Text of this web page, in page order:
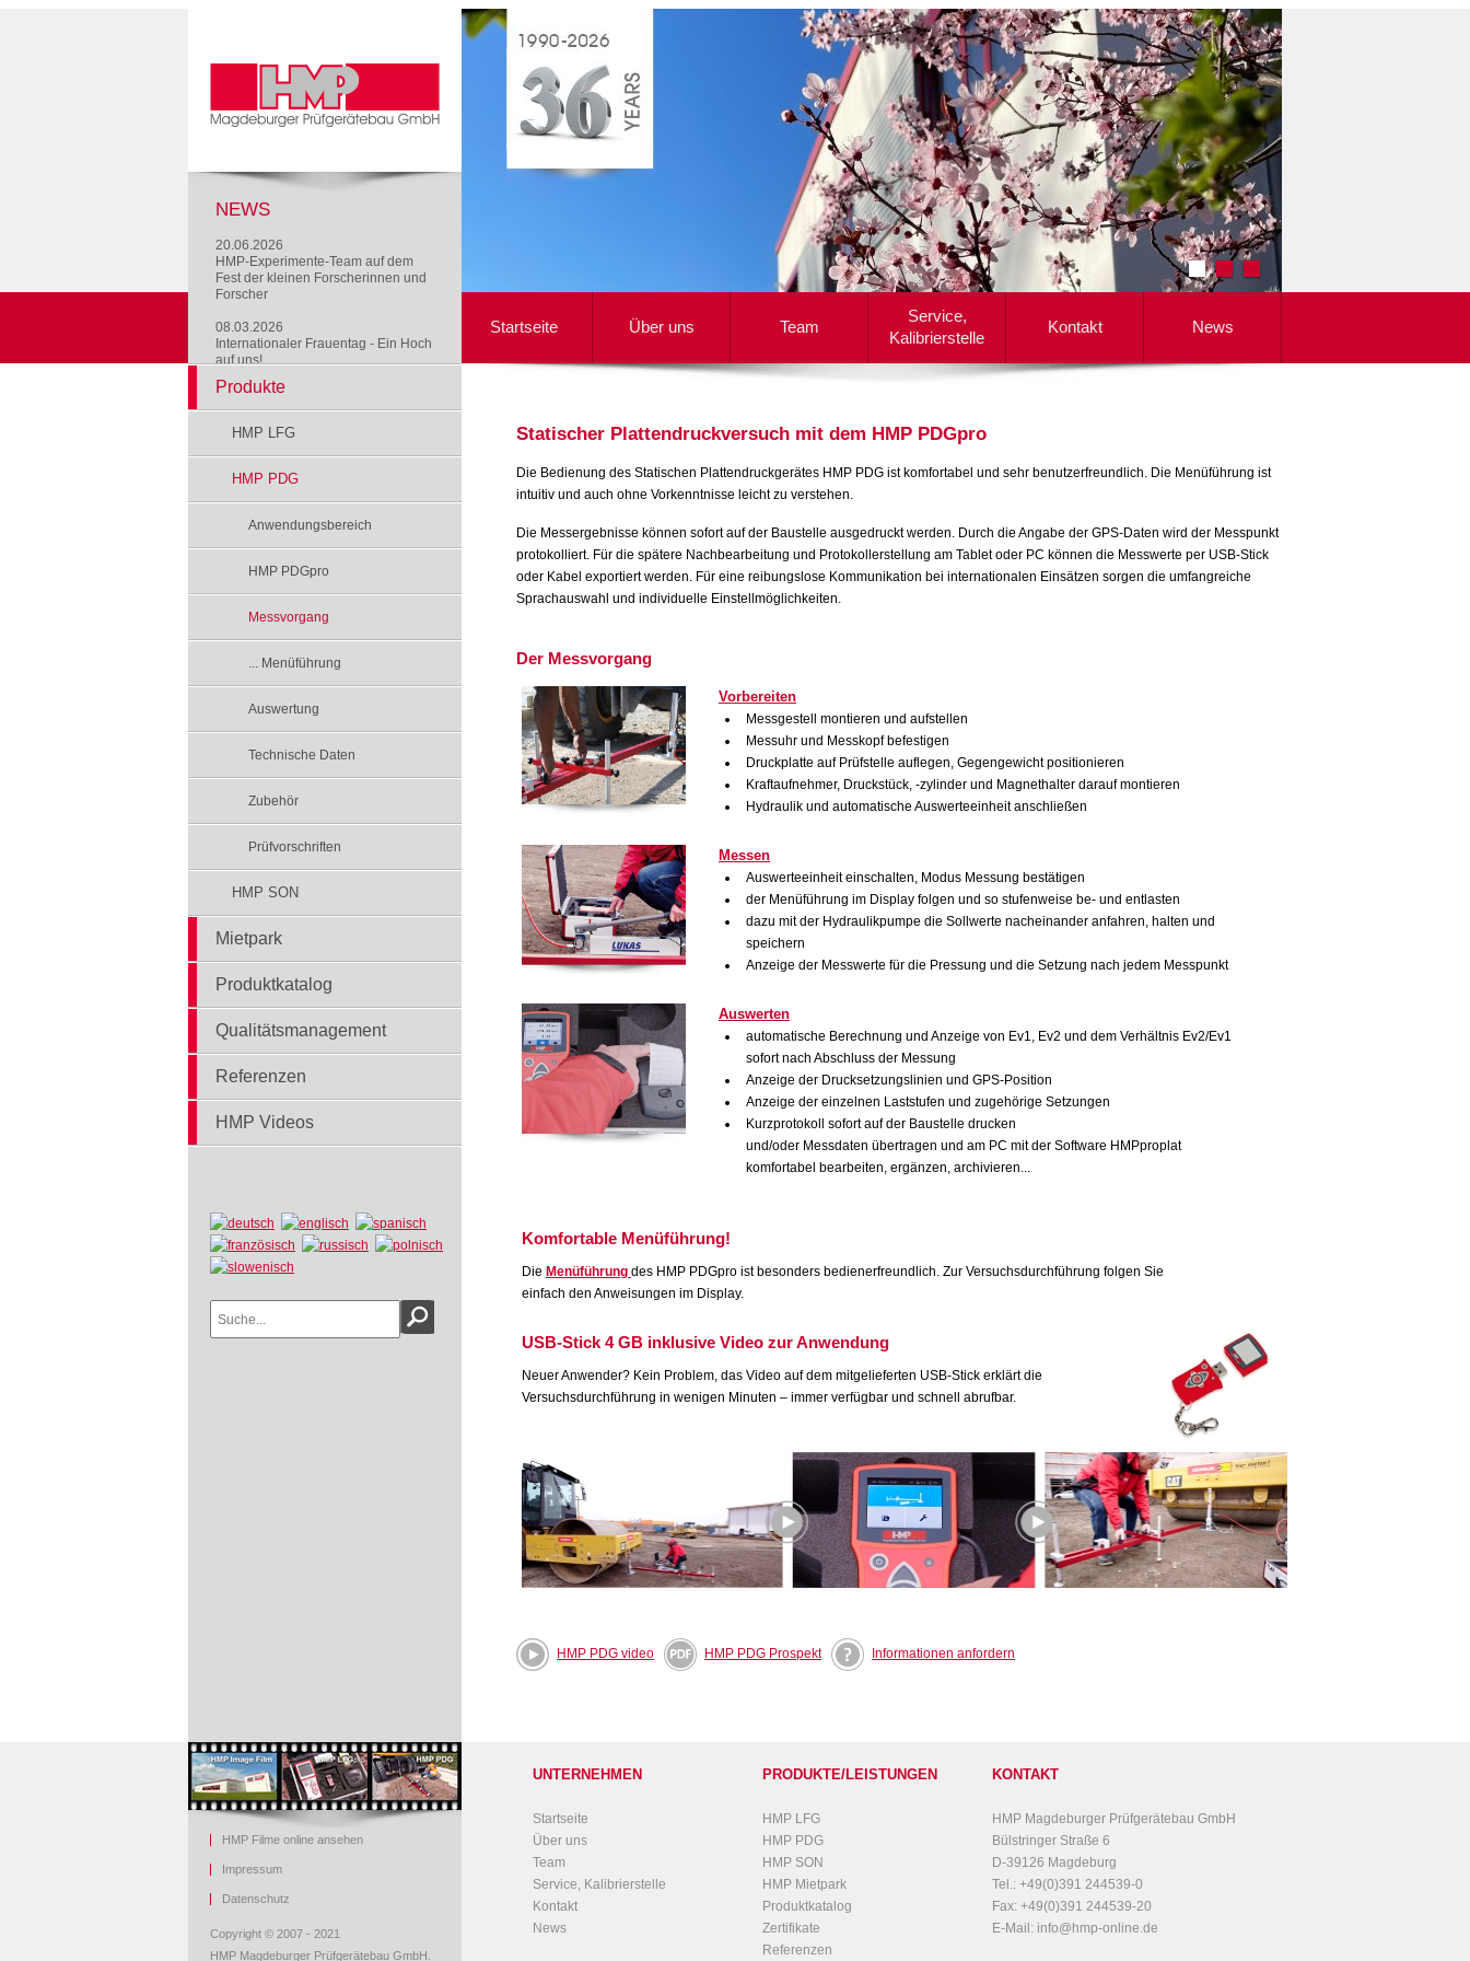
NEWS
20.06.2026
HMP-Experimente-Team auf dem
Fest der kleinen Forscherinnen und
Forscher
08.03.2026
Internationaler Frauentag - Ein Hoch
auf uns!
Startseite Über uns Team
Service,
Kalibrierstelle
Kontakt News
Produkte
HMP LFG
HMP PDG
Anwendungsbereich
HMP PDGpro
Messvorgang
... Menüführung
Auswertung
Technische Daten
Zubehör
Prüfvorschriften
HMP SON
Mietpark
Produktkatalog
Qualitätsmanagement
Referenzen
HMP Videos
Statischer Plattendruckversuch mit dem HMP PDGpro
Die Bedienung des Statischen Plattendruckgerätes HMP PDG ist komfortabel und sehr benutzerfreundlich. Die Menüführung ist
intuitiv und auch ohne Vorkenntnisse leicht zu verstehen.
Die Messergebnisse können sofort auf der Baustelle ausgedruckt werden. Durch die Angabe der GPS-Daten wird der Messpunkt
protokolliert. Für die spätere Nachbearbeitung und Protokollerstellung am Tablet oder PC können die Messwerte per USB-Stick
oder Kabel exportiert werden. Für eine reibungslose Kommunikation bei internationalen Einsätzen sorgen die umfangreiche
Sprachauswahl und individuelle Einstellmöglichkeiten.
Der Messvorgang
Vorbereiten
Messgestell montieren und aufstellen
Messuhr und Messkopf befestigen
Druckplatte auf Prüfstelle auflegen, Gegengewicht positionieren
Kraftaufnehmer, Druckstück, -zylinder und Magnethalter darauf montieren
Hydraulik und automatische Auswerteeinheit anschließen
Messen
Auswerteeinheit einschalten, Modus Messung bestätigen
der Menüführung im Display folgen und so stufenweise be- und entlasten
dazu mit der Hydraulikpumpe die Sollwerte nacheinander anfahren, halten und
speichern
Anzeige der Messwerte für die Pressung und die Setzung nach jedem Messpunkt
Auswerten
automatische Berechnung und Anzeige von Ev1, Ev2 und dem Verhältnis Ev2/Ev1
sofort nach Abschluss der Messung
Anzeige der Drucksetzungslinien und GPS-Position
Anzeige der einzelnen Laststufen und zugehörige Setzungen
Kurzprotokoll sofort auf der Baustelle drucken
und/oder Messdaten übertragen und am PC mit der Software HMPproplat
komfortabel bearbeiten, ergänzen, archivieren...
Komfortable Menüführung!
Die Menüführung des HMP PDGpro ist besonders bedienerfreundlich. Zur Versuchsdurchführung folgen Sie
einfach den Anweisungen im Display.
USB-Stick 4 GB inklusive Video zur Anwendung
Neuer Anwender? Kein Problem, das Video auf dem mitgelieferten USB-Stick erklärt die
Versuchsdurchführung in wenigen Minuten – immer verfügbar und schnell abrufbar.
HMP PDG video HMP PDG Prospekt Informationen anfordern
HMP Filme online ansehen
Impressum
Datenschutz
Copyright © 2007 - 2021
HMP Magdeburger Prüfgerätebau GmbH.
UNTERNEHMEN
Startseite
Über uns
Team
Service, Kalibrierstelle
Kontakt
News
PRODUKTE/LEISTUNGEN
HMP LFG
HMP PDG
HMP SON
HMP Mietpark
Produktkatalog
Zertifikate
Referenzen
KONTAKT
HMP Magdeburger Prüfgerätebau GmbH
Bülstringer Straße 6
D-39126 Magdeburg
Tel.: +49(0)391 244539-0
Fax: +49(0)391 244539-20
E-Mail: info@hmp-online.de